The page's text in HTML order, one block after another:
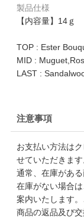
製品仕様
【内容量】14ｇ
TOP : Ester
MID :
LAST :
注意事項
お支払い方法は
せていただきます
通常、在庫があ
在庫がない場合
案内いたします。
商品の返品及び